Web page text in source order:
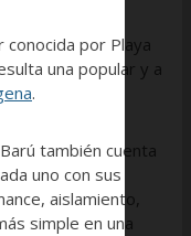
por Playa
una popular y a
.
también cuenta
uno con sus
aislamiento,
simple en una